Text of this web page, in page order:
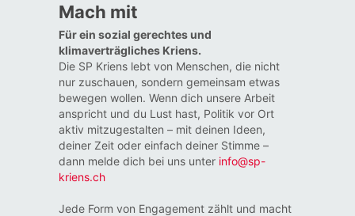
Mach mit
Für ein sozial gerechtes und
klimaverträgliches Kriens.
Die SP Kriens lebt von Menschen, die nicht
nur zuschauen, sondern gemeinsam etwas
bewegen wollen. Wenn dich unsere Arbeit
anspricht und du Lust hast, Politik vor Ort
aktiv mitzugestalten – mit deinen Ideen,
deiner Zeit oder einfach deiner Stimme –
dann melde dich bei uns unter info@sp-
kriens.ch
Jede Form von Engagement zählt und macht